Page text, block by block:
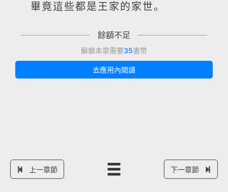
畢竟這些都是王家的家世。
餘額不足
解鎖本章需要35書幣
去應用內閱讀
上一章節 下一章節